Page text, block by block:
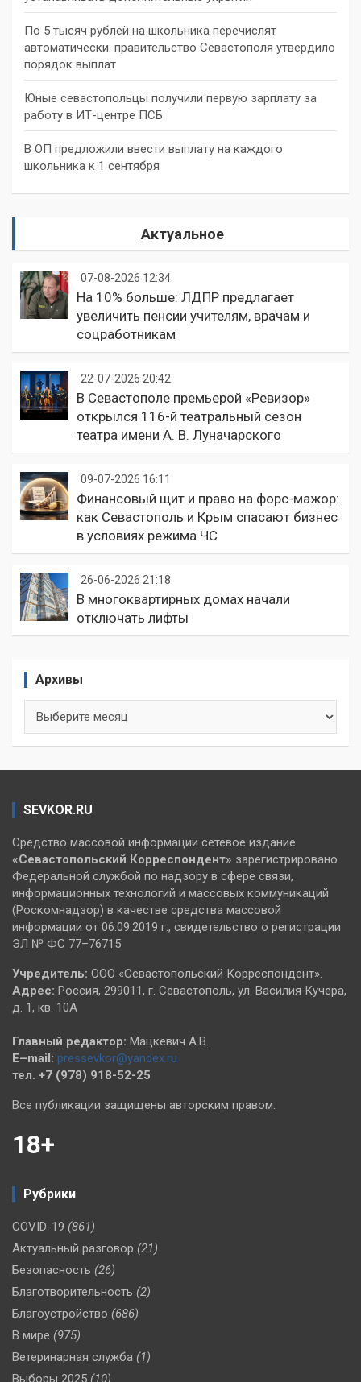
По 5 тысяч рублей на школьника перечислят
автоматически: правительство Севастополя утвердило
порядок выплат
Юные севастопольцы получили первую зарплату за
работу в ИТ-центре ПСБ
В ОП предложили ввести выплату на каждого
школьника к 1 сентября
Актуальное
07-08-2026 12:34
На 10% больше: ЛДПР предлагает
увеличить пенсии учителям, врачам и
соцработникам
22-07-2026 20:42
В Севастополе премьерой «Ревизор»
открылся 116-й театральный сезон
театра имени А. В. Луначарского
09-07-2026 16:11
Финансовый щит и право на форс-мажор:
как Севастополь и Крым спасают бизнес
в условиях режима ЧС
26-06-2026 21:18
В многоквартирных домах начали
отключать лифты
Архивы
SEVKOR.RU
Средство массовой информации сетевое издание
«Севастопольский Корреспондент» зарегистрировано
Федеральной службой по надзору в сфере связи,
информационных технологий и массовых коммуникаций
(Роскомнадзор) в качестве средства массовой
информации от 06.09.2019 г., свидетельство о регистрации
ЭЛ № ФС 77–76715
Учредитель: ООО «Севастопольский Корреспондент».
Адрес: Россия, 299011, г. Севастополь, ул. Василия Кучера,
д. 1, кв. 10А
Главный редактор: Мацкевич А.В.
E–mail: pressevkor@yandex.ru
тел. +7 (978) 918-52-25
Все публикации защищены авторским правом.
18+
Рубрики
COVID-19 (861)
Актуальный разговор (21)
Безопасность (26)
Благотворительность (2)
Благоустройство (686)
В мире (975)
Ветеринарная служба (1)
Выборы 2025 (10)